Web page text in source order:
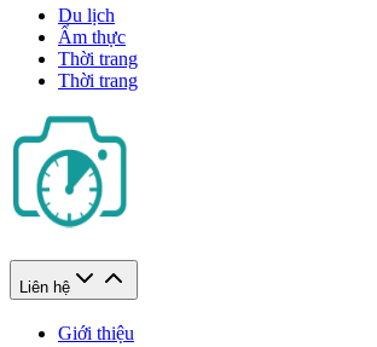
Du lịch
Ẩm thực
Thời trang
Thời trang
Liên hệ
Giới thiệu